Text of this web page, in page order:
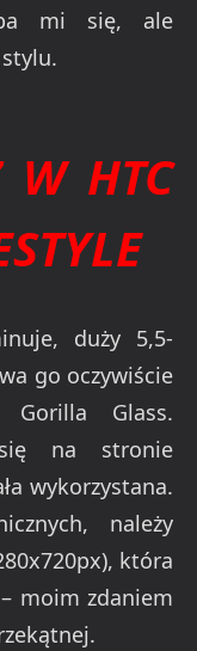
mi się, ale
W HTC
duży 5,5-
go oczywiście
Gorilla Glass.
na stronie
wykorzystana.
należy
która
moim zdaniem